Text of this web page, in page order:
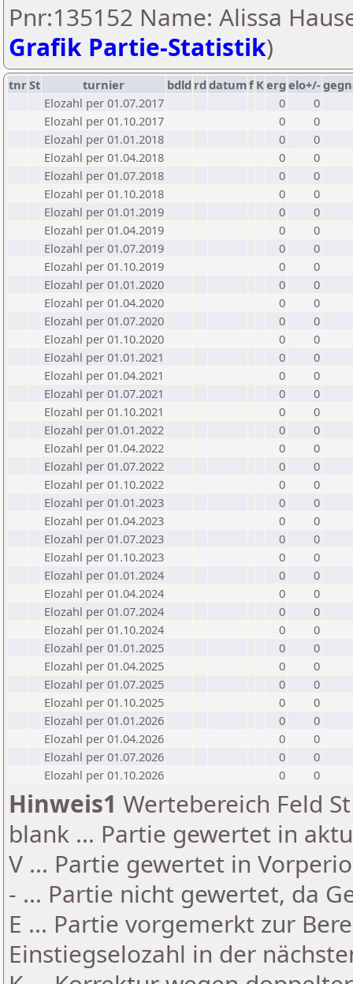
Pnr:135152 Name: Alissa
Grafik Partie-Statistik)
tnrSt turnier bdld rd datumf Kerg elo+/-
Elozahl per 01.07.2017
0
0
Elozahl per 01.10.2017
0
0
Elozahl per 01.01.2018
0
0
Elozahl per 01.04.2018
0
0
Elozahl per 01.07.2018
0
0
Elozahl per 01.10.2018
0
0
Elozahl per 01.01.2019
0
0
Elozahl per 01.04.2019
0
0
Elozahl per 01.07.2019
0
0
Elozahl per 01.10.2019
0
0
Elozahl per 01.01.2020
0
0
Elozahl per 01.04.2020
0
0
Elozahl per 01.07.2020
0
0
Elozahl per 01.10.2020
0
0
Elozahl per 01.01.2021
0
0
Elozahl per 01.04.2021
0
0
Elozahl per 01.07.2021
0
0
Elozahl per 01.10.2021
0
0
Elozahl per 01.01.2022
0
0
Elozahl per 01.04.2022
0
0
Elozahl per 01.07.2022
0
0
Elozahl per 01.10.2022
0
0
Elozahl per 01.01.2023
0
0
Elozahl per 01.04.2023
0
0
Elozahl per 01.07.2023
0
0
Elozahl per 01.10.2023
0
0
Elozahl per 01.01.2024
0
0
Elozahl per 01.04.2024
0
0
Elozahl per 01.07.2024
0
0
Elozahl per 01.10.2024
0
0
Elozahl per 01.01.2025
0
0
Elozahl per 01.04.2025
0
0
Elozahl per 01.07.2025
0
0
Elozahl per 01.10.2025
0
0
Elozahl per 01.01.2026
0
0
Elozahl per 01.04.2026
0
0
Elozahl per 01.07.2026
0
0
Elozahl per 01.10.2026
0 0
Hinweis1 Wertebereich Feld
blank ... Partie gewertet in
V ... Partie gewertet in
- ... Partie nicht gewertet, da
E ... Partie vorgemerkt zur
Einstiegselozahl in der